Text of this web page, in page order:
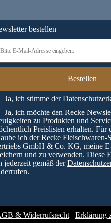
bestellen
Ja, ich stimme der
Ja, ich möchte den Recke
zu Produkten und
Preislisten erhalten. Für
ich der Recke Fleischwaren-
GmbH & Co. KG, meine
und zu verwenden. Diese
jederzeit gemäß der
& Widerrufsrecht Erklärung